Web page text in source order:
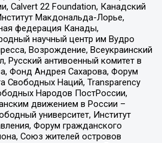
Calvert 22 Foundation, Канадский
Макдональда-Лорье,
федерация Канады,
научный центр им Вудро
Возрождение, Всеукраинский
Русский антивоенный комитет в
Фонд Андрея Сахарова, Форум
Свободных Наций, Transparеncy
Народов ПостРоссии,
движением в России –
университет, Институт
Форум гражданского
Союз жителей островов